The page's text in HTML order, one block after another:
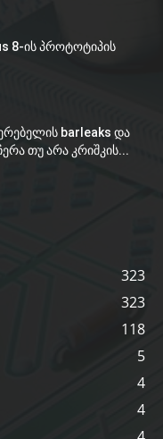
8-ის პროტოტიპის
barleaks და
თუ არა კრიშკის...
323
323
118
5
4
4